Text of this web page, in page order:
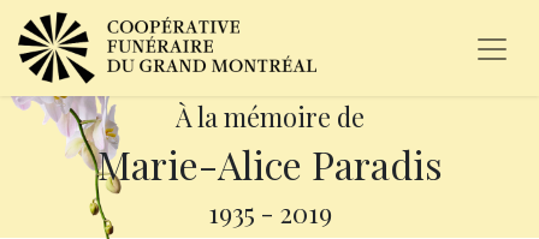
À la mémoire de
Marie-Alice Paradis
1935 - 2019